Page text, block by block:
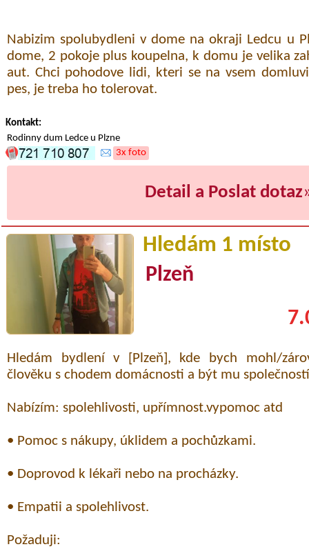
Nabizim spolubydleni v dome na okraji Ledcu u
dome, 2 pokoje plus koupelna, k domu je velika
aut. Chci pohodove lidi, kteri se na vsem
pes, je treba ho tolerovat.
Kontakt:
Rodinny dum Ledce u Plzne
3x foto
Detail a Poslat dotaz
Hledám 1 místo
Plzeň
Hledám bydlení v [Plzeň], kde bych mohl/
člověku s chodem domácnosti a být mu
Nabízím: spolehlivosti, upřímnost.vypomoc atd
• Pomoc s nákupy, úklidem a pochůzkami.
• Doprovod k lékaři nebo na procházky.
• Empatii a spolehlivost.
Požaduji: